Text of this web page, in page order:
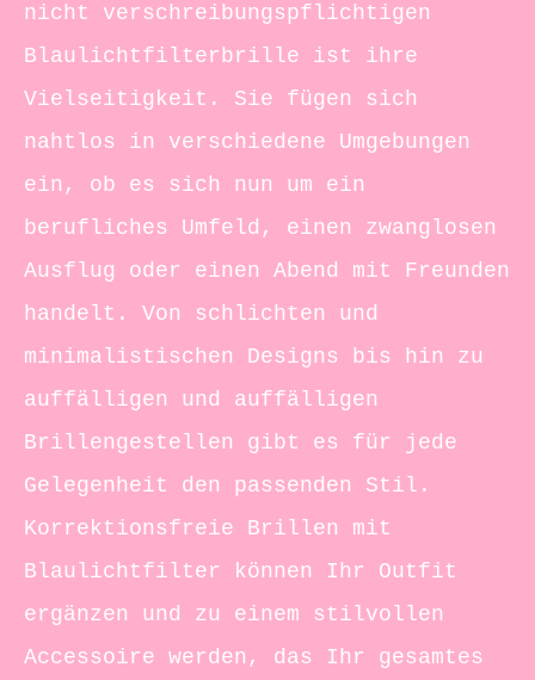
nicht verschreibungspflichtigen
Blaulichtfilterbrille ist ihre
Vielseitigkeit. Sie fügen sich
nahtlos in verschiedene Umgebungen
ein, ob es sich nun um ein
berufliches Umfeld, einen zwanglosen
Ausflug oder einen Abend mit Freunden
handelt. Von schlichten und
minimalistischen Designs bis hin zu
auffälligen und auffälligen
Brillengestellen gibt es für jede
Gelegenheit den passenden Stil.
Korrektionsfreie Brillen mit
Blaulichtfilter können Ihr Outfit
ergänzen und zu einem stilvollen
Accessoire werden, das Ihr gesamtes